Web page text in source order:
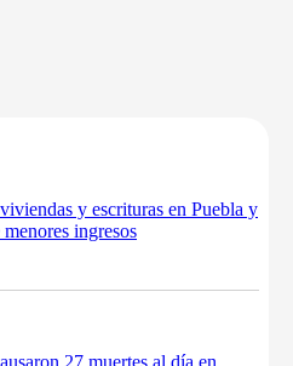
y escrituras en Puebla y
ingresos
27 muertes al día en